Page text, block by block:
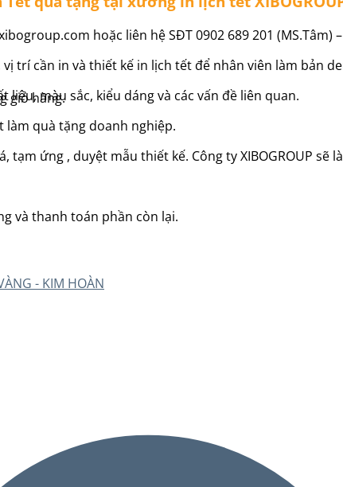
giỏ hàng.
hoặc liên hệ SĐT 0902 689 201
trí cần in và thiết kế in lịch tết để nhân viên làm bản
liệu, màu sắc, kiểu dáng và các vấn đề liên quan.
làm quà tặng doanh nghiệp.
tạm ứng , duyệt mẫu thiết kế. Công ty XIBOGROUP
và thanh toán phần còn lại.